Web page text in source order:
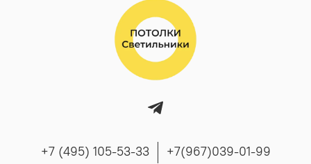
+7 (495) 105-53-33
+7(967)039-01-99